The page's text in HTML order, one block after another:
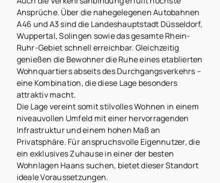
Ansprüche. Über die nahegelegenen Autobahnen
A46 und A3 sind die Landeshauptstadt Düsseldorf,
Wuppertal, Solingen sowie das gesamte Rhein-
Ruhr-Gebiet schnell erreichbar. Gleichzeitig
genießen die Bewohner die Ruhe eines etablierten
Wohnquartiers abseits des Durchgangsverkehrs –
eine Kombination, die diese Lage besonders
attraktiv macht.
Die Lage vereint somit stilvolles Wohnen in einem
niveauvollen Umfeld mit einer hervorragenden
Infrastruktur und einem hohen Maß an
Privatsphäre. Für anspruchsvolle Eigennutzer, die
ein exklusives Zuhause in einer der besten
Wohnlagen Haans suchen, bietet dieser Standort
ideale Voraussetzungen.